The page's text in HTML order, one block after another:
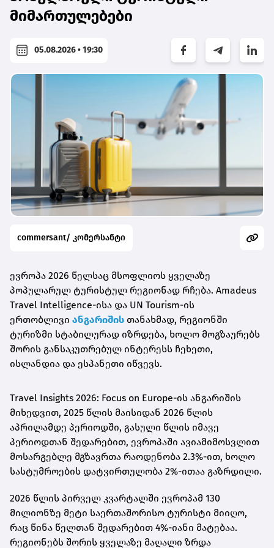
მიმართულებები
05.08.2026 • 19:30
commersant/ კომერსანტი
ევროპა 2026 წელსაც მსოფლიოს ყველაზე
პოპულარულ ტურისტულ რეგიონად რჩება. Amadeus
Travel Intelligence-ისა და UN Tourism-ის
ერთობლივი ანგარიშის თანახმად, რეგიონში
ტურიზმი სტაბილურად იზრდება, ხოლო მოგზაურებს
შორის განსაკუთრებულ ინტერესს ჩეხეთი,
ისლანდია და ესპანეთი იწვევს.
Travel Insights 2026: Focus on Europe-ის ანგარიშის
მიხედვით, 2025 წლის მაისიდან 2026 წლის
აპრილამდე პერიოდში, გასული წლის იმავე
პერიოდთან შედარებით, ევროპაში ავიამიმოსვლით
მოსარგებლე მგზავრთა რაოდენობა 2.3%-ით, ხოლო
სასტუმროების დატვირთულობა 2%-ითაა გაზრდილი.
2026 წლის პირველ კვარტალში ევროპამ 130
მილიონზე მეტი საერთაშორისო ტურისტი მიიღო,
რაც წინა წელთან შედარებით 4%-იანი მატებაა.
რეგიონებს შორის ყველაზე მაღალი ზრდა